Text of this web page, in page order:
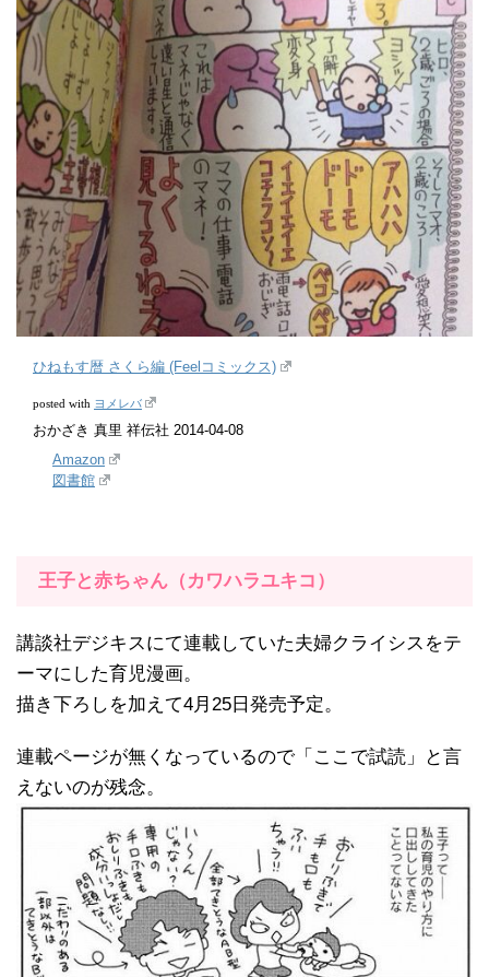
ひねもす暦 さくら編 (Feelコミックス)
posted with ヨメレバ
おかざき 真里 祥伝社 2014-04-08
Amazon
図書館
王子と赤ちゃん（カワハラユキコ）
講談社デジキスにて連載していた夫婦クライシスをテ
ーマにした育児漫画。
描き下ろしを加えて4月25日発売予定。
連載ページが無くなっているので「ここで試読」と言
えないのが残念。